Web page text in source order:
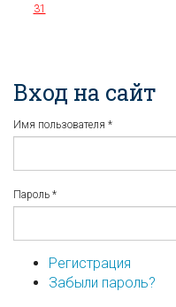
31
Вход на сайт
Имя пользователя *
Пароль *
Регистрация
Забыли пароль?